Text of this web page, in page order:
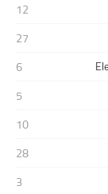
12
27
6
5
10
28
3